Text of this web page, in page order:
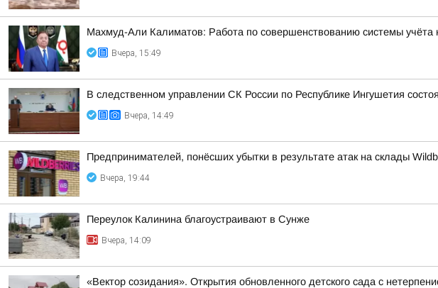
Махмуд-Али Калиматов: Работа по совершенствованию системы
Вчера, 15:49
В следственном управлении СК России по Республике Ингушетия
Вчера, 14:49
Предпринимателей, понёсших убытки в результате атак на склады
Вчера, 19:44
Переулок Калинина благоустраивают в Сунже
Вчера, 14:09
«Вектор созидания». Открытия обновленного детского сада с